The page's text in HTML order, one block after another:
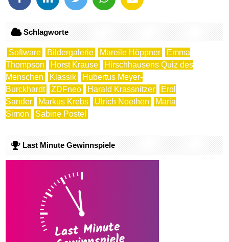
Schlagworte
Software Bildergalerie Mareile Höppner
Emma
Thompson
Horst Krause
Hirschhausens Quiz des
Menschen
Klassik
Hubertus Meyer-
Burckhardt
ZDFneo Harald Krassnitzer
Erol
Sander
Markus Krebs Ulrich Noethen
Maria
Simon
Sabine Postel
Last Minute Gewinnspiele